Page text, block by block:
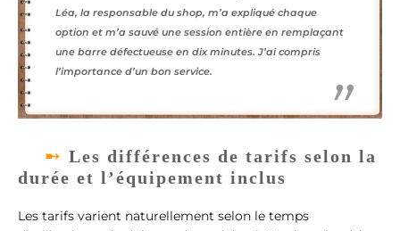
Léa, la responsable du shop, m’a expliqué chaque
option et m’a sauvé une session entière en remplaçant
une barre défectueuse en dix minutes. J’ai compris
l’importance d’un bon service.
Les différences de tarifs selon la
durée et l’équipement inclus
Les tarifs varient naturellement selon le temps